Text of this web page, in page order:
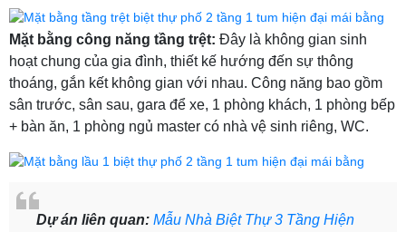
Mặt bằng công năng tầng trệt: Đây là không gian sinh
hoạt chung của gia đình, thiết kế hướng đến sự thông
thoáng, gắn kết không gian với nhau. Công năng bao gồm
sân trước, sân sau, gara để xe, 1 phòng khách, 1 phòng bếp
+ bàn ăn, 1 phòng ngủ master có nhà vệ sinh riêng, WC.
Dự án liên quan: Mẫu Nhà Biệt Thự 3 Tầng Hiện